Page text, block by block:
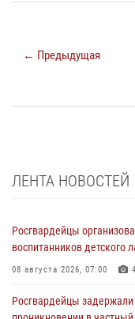
← Предыдущая
ЛЕНТА НОВОСТЕЙ
Росгвардейцы
воспитанников детского
08 августа 2026, 07:00 4
Росгвардейцы